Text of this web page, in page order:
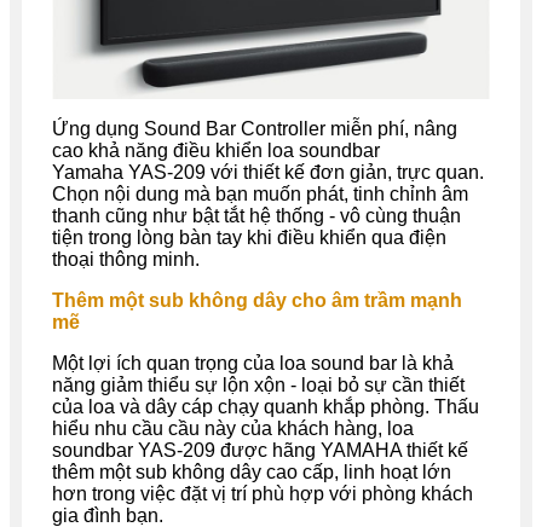
Ứng dụng Sound Bar Controller miễn phí, nâng
cao khả năng điều khiển loa soundbar
Yamaha YAS-209 với thiết kế đơn giản, trực quan.
Chọn nội dung mà bạn muốn phát, tinh chỉnh âm
thanh cũng như bật tắt hệ thống - vô cùng thuận
tiện trong lòng bàn tay khi điều khiển qua điện
thoại thông minh.
Thêm một sub không dây cho âm trầm mạnh
mẽ
Một lợi ích quan trọng của loa sound bar là khả
năng giảm thiểu sự lộn xộn - loại bỏ sự cần thiết
của loa và dây cáp chạy quanh khắp phòng. Thấu
hiểu nhu cầu cầu này của khách hàng, loa
soundbar YAS-209 được hãng YAMAHA thiết kế
thêm một sub không dây cao cấp, linh hoạt lớn
hơn trong việc đặt vị trí phù hợp với phòng khách
gia đình bạn.